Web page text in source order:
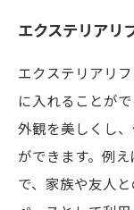
エクステリアリ
エクステリアリ
に入れることが
外観を美しくし
ができます。例
で、家族や友人